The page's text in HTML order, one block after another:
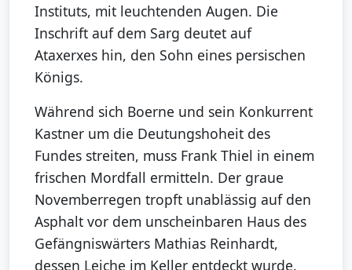
Instituts, mit leuchtenden Augen. Die
Inschrift auf dem Sarg deutet auf
Ataxerxes hin, den Sohn eines persischen
Königs.
Während sich Boerne und sein Konkurrent
Kastner um die Deutungshoheit des
Fundes streiten, muss Frank Thiel in einem
frischen Mordfall ermitteln. Der graue
Novemberregen tropft unablässig auf den
Asphalt vor dem unscheinbaren Haus des
Gefängniswärters Mathias Reinhardt,
dessen Leiche im Keller entdeckt wurde.